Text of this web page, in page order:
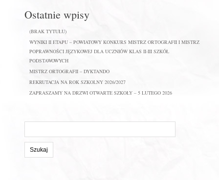
Ostatnie wpisy
(BRAK TYTUŁU)
WYNIKI II ETAPU – POWIATOWY KONKURS MISTRZ ORTOGRAFII I MISTRZ
POPRAWNOŚCI JĘZYKOWEJ DLA UCZNIÓW KLAS II-III SZKÓŁ
PODSTAWOWYCH
MISTRZ ORTOGRAFII – DYKTANDO
REKRUTACJA NA ROK SZKOLNY 2026/2027
ZAPRASZAMY NA DRZWI OTWARTE SZKOŁY – 5 LUTEGO 2026
stronie: